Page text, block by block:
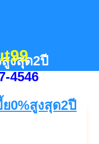
4546
งสุด2ปี